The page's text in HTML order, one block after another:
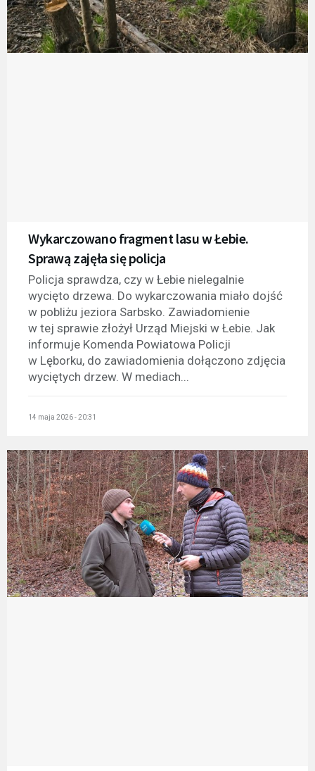
Wykarczowano fragment lasu w Łebie.
Sprawą zajęła się policja
Policja sprawdza, czy w Łebie nielegalnie
wycięto drzewa. Do wykarczowania miało dojść
w pobliżu jeziora Sarbsko. Zawiadomienie
w tej sprawie złożył Urząd Miejski w Łebie. Jak
informuje Komenda Powiatowa Policji
w Lęborku, do zawiadomienia dołączono zdjęcia
wyciętych drzew. W mediach...
14 maja 2026 - 20:31